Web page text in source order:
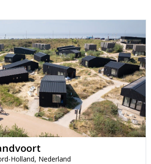
Holland, Nederland